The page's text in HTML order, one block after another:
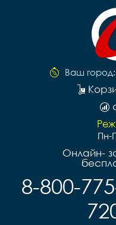
Ваш город:
Пн-
Онлайн-
8-800-